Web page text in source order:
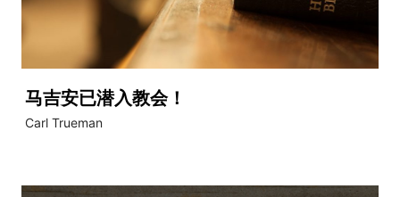
马吉安已潜入教会！
Carl Trueman